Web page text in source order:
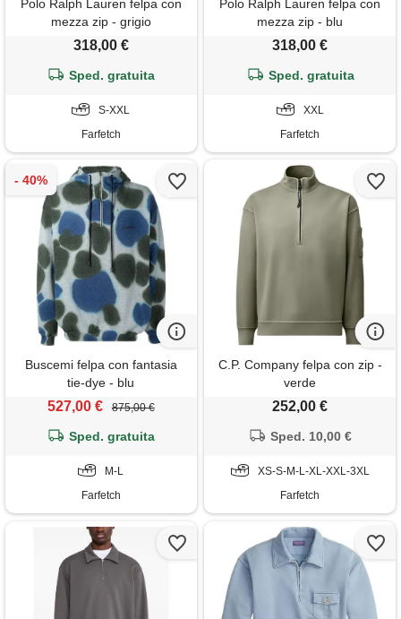
Polo Ralph Lauren felpa con
mezza zip - grigio
318,00 €
Sped. gratuita
S-XXL
Farfetch
Polo Ralph Lauren felpa con
mezza zip - blu
318,00 €
Sped. gratuita
XXL
Farfetch
Buscemi felpa con fantasia
tie-dye - blu
527,00 € 875,00 €
Sped. gratuita
M-L
Farfetch
C.P. Company felpa con zip -
verde
252,00 €
Sped. 10,00 €
XS-S-M-L-XL-XXL-3XL
Farfetch